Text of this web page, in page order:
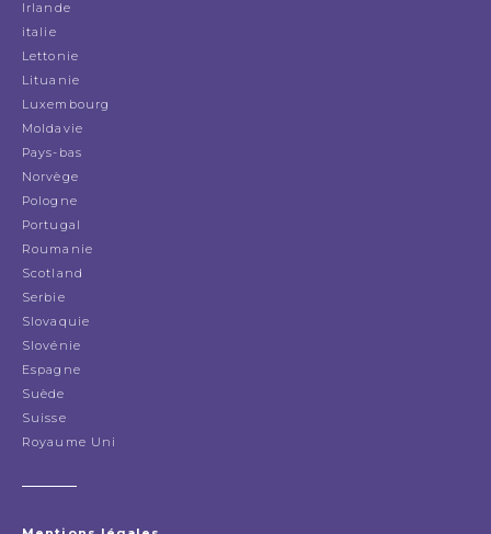
Irlande
italie
Lettonie
Lituanie
Luxembourg
Moldavie
Pays-bas
Norvège
Pologne
Portugal
Roumanie
Scotland
Serbie
Slovaquie
Slovénie
Espagne
Suède
Suisse
Royaume Uni